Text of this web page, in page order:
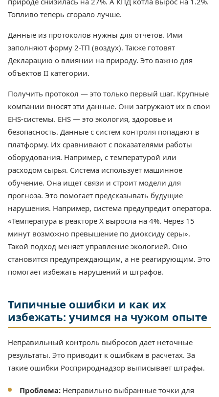
Топливо теперь сгорало лучше.
Данные из протоколов нужны для отчетов. Ими
заполняют форму 2-ТП (воздух). Также готовят
Декларацию о влиянии на природу. Это важно для
объектов II категории.
Получить протокол — это только первый шаг. Крупные
компании вносят эти данные. Они загружают их в свои
EHS-системы. EHS — это экология, здоровье и
безопасность. Данные с систем контроля попадают в
платформу. Их сравнивают с показателями работы
оборудования. Например, с температурой или
расходом сырья. Система использует машинное
обучение. Она ищет связи и строит модели для
прогноза. Это помогает предсказывать будущие
нарушения. Например, система предупредит оператора.
«Температура в реакторе X выросла на 4%. Через 15
минут возможно превышение по диоксиду серы».
Такой подход меняет управление экологией. Оно
становится предупреждающим, а не реагирующим. Это
помогает избежать нарушений и штрафов.
Типичные ошибки и как их
избежать: учимся на чужом опыте
Неправильный контроль выбросов дает неточные
результаты. Это приводит к ошибкам в расчетах. За
такие ошибки Росприроднадзор выписывает штрафы.
Проблема: Неправильно выбранные точки для